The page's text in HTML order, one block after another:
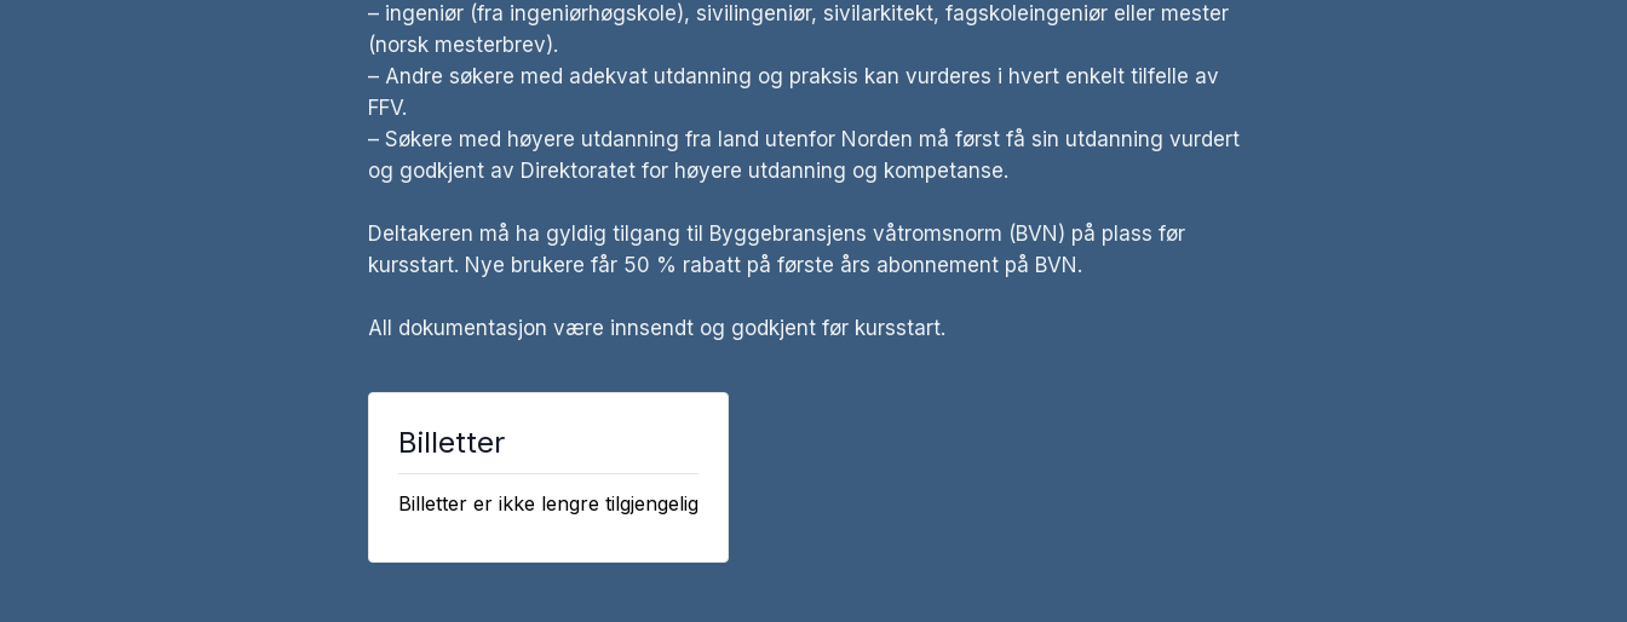
– ingeniør (fra ingeniørhøgskole), sivilingeniør, sivilarkitekt, fagskoleingeniør eller mester
(norsk mesterbrev).
– Andre søkere med adekvat utdanning og praksis kan vurderes i hvert enkelt tilfelle av
FFV.
– Søkere med høyere utdanning fra land utenfor Norden må først få sin utdanning vurdert
og godkjent av Direktoratet for høyere utdanning og kompetanse.
Deltakeren må ha gyldig tilgang til Byggebransjens våtromsnorm (BVN) på plass før
kursstart. Nye brukere får 50 % rabatt på første års abonnement på BVN.
All dokumentasjon være innsendt og godkjent før kursstart.
Billetter
Billetter er ikke lengre tilgjengelig